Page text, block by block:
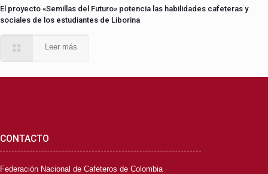
El proyecto «Semillas del Futuro» potencia las habilidades cafeteras y
sociales de los estudiantes de Liborina
Leer más
CONTACTO
Federación Nacional de Cafeteros de Colombia